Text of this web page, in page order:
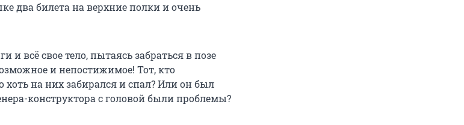
два билета на верхние полки и очень
и всё свое тело, пытаясь забраться в позе
и непостижимое! Тот, кто
хоть на них забирался и спал? Или он был
конструктора с головой были проблемы?